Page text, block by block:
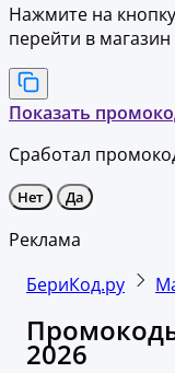
Нажмите на
перейти в магазин
Показать
Сработал
Нет Да
Реклама
БериКод.ру
2026